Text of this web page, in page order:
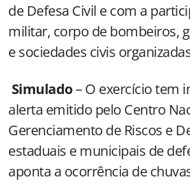
de Defesa Civil e com a
militar, corpo de bombeiros,
e sociedades civis
Simulado– O exercício tem
alerta emitido pelo Centro
Gerenciamento de Riscos e
estaduais e municipais de
aponta a ocorrência de